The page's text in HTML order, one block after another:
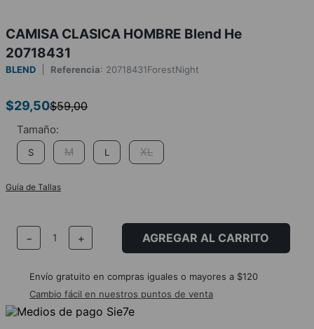
CAMISA CLASICA HOMBRE Blend He
20718431
BLEND Referencia: 20718431ForestNight
$29,50$59,00
S M L XL
Guía de Tallas
＋
－ AGREGAR AL CARRITO
Envío gratuito en compras iguales o mayores a $120
Cambio fácil en nuestros puntos de venta